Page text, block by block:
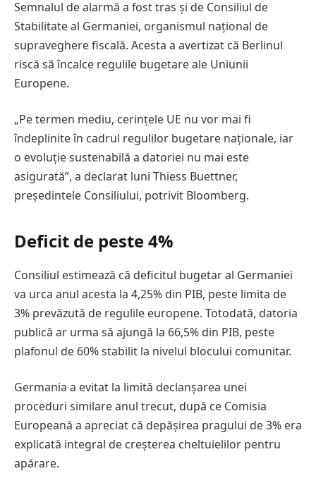
Semnalul de alarmă a fost tras și de Consiliul de
Stabilitate al Germaniei, organismul național de
supraveghere fiscală. Acesta a avertizat că Berlinul
riscă să încalce regulile bugetare ale Uniunii
Europene.
„Pe termen mediu, cerințele UE nu vor mai fi
îndeplinite în cadrul regulilor bugetare naționale, iar
o evoluție sustenabilă a datoriei nu mai este
asigurată”, a declarat luni Thiess Buettner,
președintele Consiliului, potrivit Bloomberg.
Deficit de peste 4%
Consiliul estimează că deficitul bugetar al Germaniei
va urca anul acesta la 4,25% din PIB, peste limita de
3% prevăzută de regulile europene. Totodată, datoria
publică ar urma să ajungă la 66,5% din PIB, peste
plafonul de 60% stabilit la nivelul blocului comunitar.
Germania a evitat la limită declanșarea unei
proceduri similare anul trecut, după ce Comisia
Europeană a apreciat că depășirea pragului de 3% era
explicată integral de creșterea cheltuielilor pentru
apărare.